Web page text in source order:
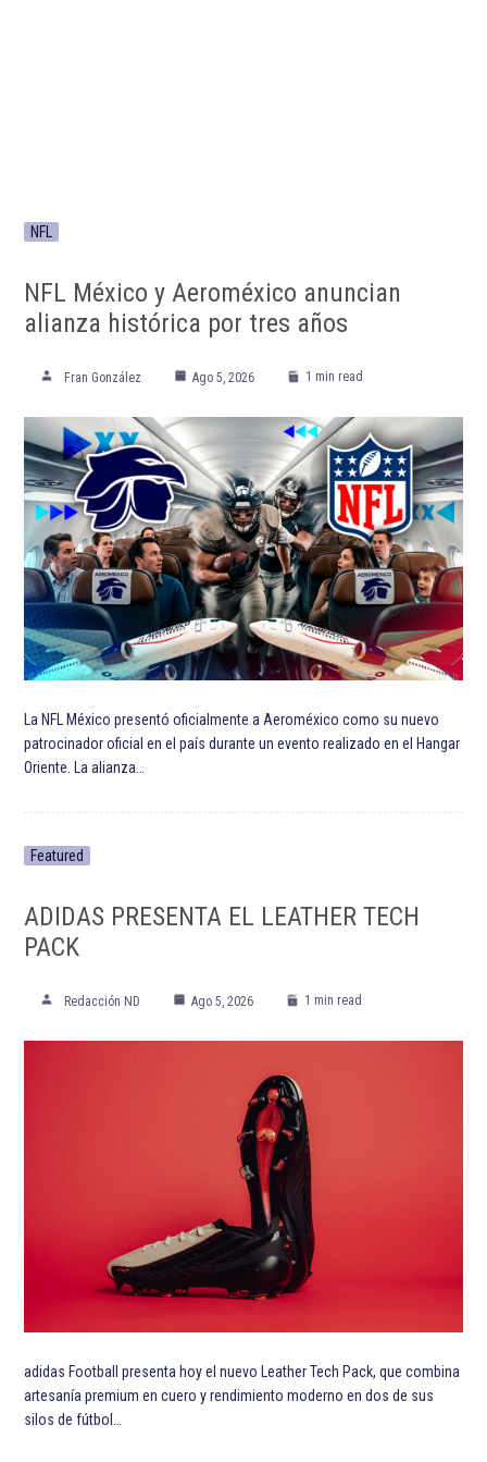
NFL
NFL México y Aeroméxico anuncian
alianza histórica por tres años
Fran González Ago 5, 2026 1 min read
La NFL México presentó oficialmente a Aeroméxico como su nuevo
patrocinador oficial en el país durante un evento realizado en el Hangar
Oriente. La alianza…
Featured
ADIDAS PRESENTA EL LEATHER TECH
PACK
Redacción ND Ago 5, 2026 1 min read
adidas Football presenta hoy el nuevo Leather Tech Pack, que combina
artesanía premium en cuero y rendimiento moderno en dos de sus
silos de fútbol…